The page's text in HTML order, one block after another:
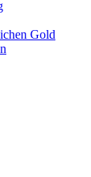
Gold